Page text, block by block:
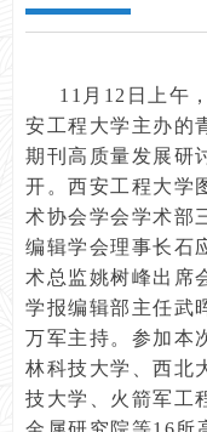
11月12日上午
安工程大学主办的
期刊高质量发展研
开。西安工程大学
术协会学会学术部
编辑学会理事长石
术总监姚树峰出席
学报编辑部主任武
万军主持。参加本
林科技大学、西北
技大学、火箭军工